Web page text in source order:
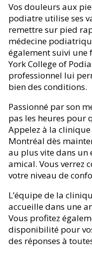
Vos douleurs aux
podiatre utilise ses
remettre sur pied
médecine
également suivi
York College of
professionnel lui
bien des conditions.
Passionné par son
pas les heures pour
Appelez à la
Montréal dès
au plus vite dans un
amical. Vous verrez
votre niveau de
L’équipe de la
accueille dans une
Vous profitez
disponibilité pour
des réponses à